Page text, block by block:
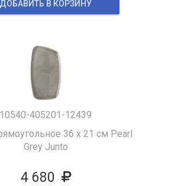
ДОБАВИТЬ В КОРЗИНУ
10540-405201-12439
36 x 21 см Pearl
Grey Junto
4 680